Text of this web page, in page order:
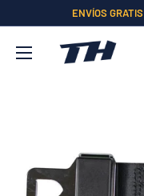
ENVÍOS